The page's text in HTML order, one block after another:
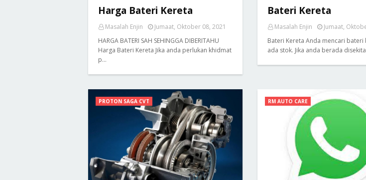
Harga Bateri Kereta
Masalah Enjin
Jumaat, Oktober 08, 2021
HARGA BATERI SAH SEHINGGA DIBERITAHU
Harga Bateri Kereta Jika anda perlukan khidmat
p…
Bateri Kereta
Masalah Enjin
Jumaat,
Bateri Kereta Anda mencari bateri
ada stok. Jika anda berada
PROTON SAGA CVT RM AUTO CARE